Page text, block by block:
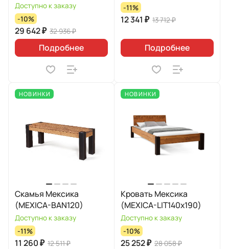
Доступно к заказу
-10%
29 642 ₽ 32 936 ₽
Подробнее
-11%
12 341 ₽ 13 712 ₽
Подробнее
НОВИНКИ
Скамья Мексика
(MEXICA-BAN120)
Доступно к заказу
-11%
11 260 ₽ 12 511 ₽
НОВИНКИ
Кровать Мексика
(MEXICA-LIT140х190)
Доступно к заказу
-10%
25 252 ₽ 28 058 ₽